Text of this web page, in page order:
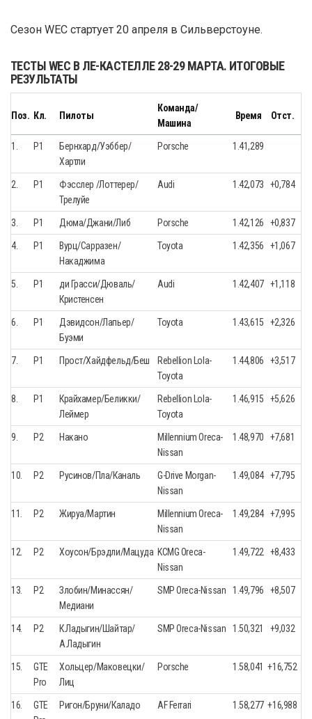
Сезон WEC стартует 20 апреля в Сильверстоуне.
ТЕСТЫ WEC В ЛЕ-КАСТЕЛЛЕ 28-29 МАРТА. ИТОГОВЫЕ
РЕЗУЛЬТАТЫ
Поз. Кл. Пилоты
Команда/
Машина
Время Отст.
1. P1
Бернхард/Уэббер/
Хартли
Porsche 1.41,289
2. P1
Фэсслер /Лоттерер/
Трелуйе
Audi 1.42,073 +0,784
3. P1 Дюма/Джани/Либ Porsche 1.42,126 +0,837
4. P1
Вурц/Сарразен/
Накаджима
Toyota 1.42,356 +1,067
5. P1
ди Грасси/Дюваль/
Кристенсен
Audi 1.42,407 +1,118
6. P1
Дэвидсон/Лапьер/
Буэми
Toyota 1.43,615 +2,326
7. P1 Прост/Хайдфельд/Беш
Rebellion Lola-
Toyota
1.44,806 +3,517
8. P1
Крайхамер/Беликки/
Леймер
Rebellion Lola-
Toyota
1.46,915 +5,626
9. P2 Накано
Millennium Oreca-
Nissan
1.48,970 +7,681
10. P2 Русинов/Пла/Каналь
G-Drive Morgan-
Nissan
1.49,084 +7,795
11. P2 Жируа/Мартин
Millennium Oreca-
Nissan
1.49,284 +7,995
12. P2 Хоусон/Брэдли/Мацуда KCMG Oreca-
Nissan
1.49,722 +8,433
13. P2
Злобин/Минассян/
Медиани
SMP Oreca-Nissan 1.49,796 +8,507
14. P2
К.Ладыгин/Шайтар/
А.Ладыгин
SMP Oreca-Nissan 1.50,321 +9,032
15.
GTE
Pro
Хольцер/Маковецки/
Лиц
Porsche 1.58,041 +16,752
16.
GTE
Ригон/Бруни/Каладо AF Ferrari 1.58,277 +16,988